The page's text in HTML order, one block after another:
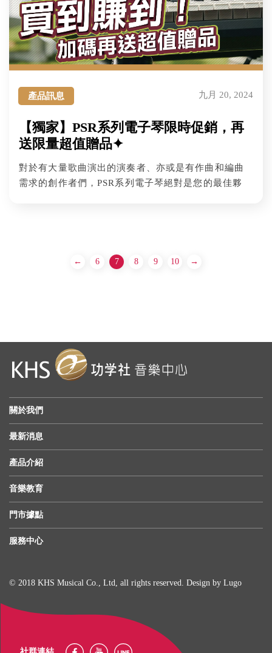
產品訊息 九月 20, 2024
【獨家】PSR系列電子琴限時促銷，再
送限量超值贈品✦
對於有大量歌曲演出的演奏者、亦或是有作曲和編曲
需求的創作者們，PSR系列電子琴絕對是您的最佳夥
← 6 7 8 9 10 →
關於我們
最新消息
產品介紹
音樂教育
門市據點
服務中心
© 2018 KHS Musical Co., Ltd, all rights reserved. Design by Lugo